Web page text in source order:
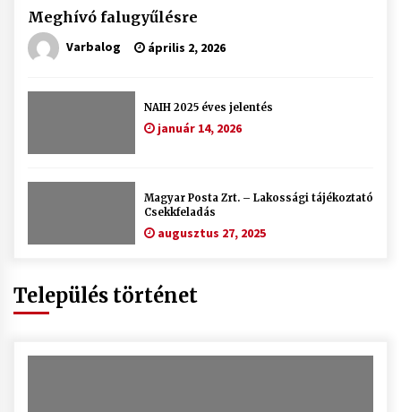
Meghívó falugyűlésre
Varbalog április 2, 2026
NAIH 2025 éves jelentés
január 14, 2026
Magyar Posta Zrt. – Lakossági tájékoztató
Csekkfeladás
augusztus 27, 2025
Település történet